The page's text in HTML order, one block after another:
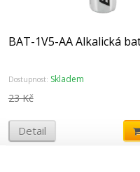
BAT-1V5-AA Alkalická
Dostupnost: Skladem
23 Kč
Detail